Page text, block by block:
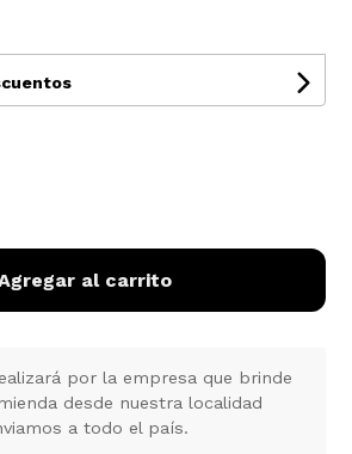
al carrito
por la empresa que brinde
desde nuestra localidad
a todo el país.